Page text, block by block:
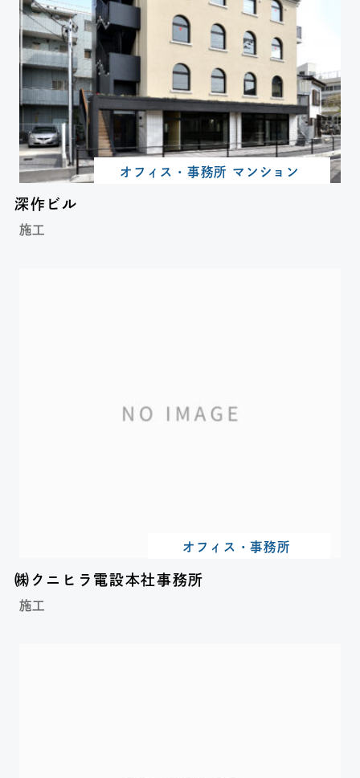
オフィス・事務所 マンション
深作ビル
施工
オフィス・事務所
㈱クニヒラ電設本社事務所
施工